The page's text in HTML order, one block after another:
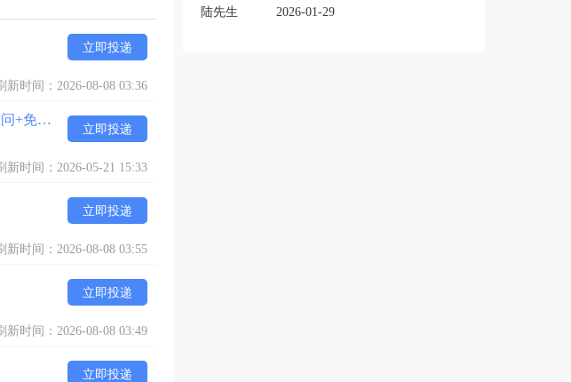
立即投递
新时间：2026-08-08 03:36
物料员【有房补+高温补贴+年终奖金+工龄奖+全勤福利+加班补贴+晋升快+节日慰问+免费旅游】 [不限]
立即投递
新时间：2026-05-21 15:33
立即投递
新时间：2026-08-08 03:55
立即投递
新时间：2026-08-08 03:49
立即投递
陆先生 2026-01-29